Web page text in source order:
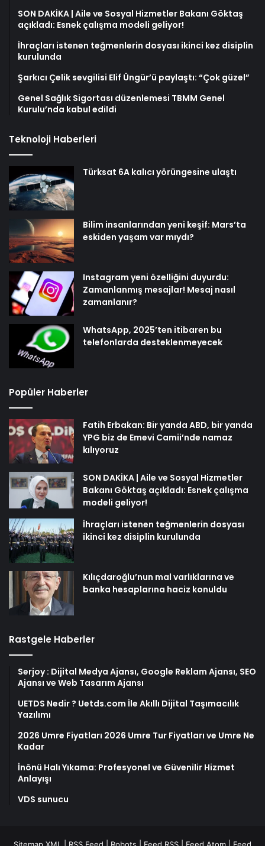
SON DAKİKA | Aile ve Sosyal Hizmetler Bakanı Göktaş
açıkladı: Esnek çalışma modeli geliyor!
İhraçları istenen teğmenlerin dosyası ikinci kez disiplin
kurulunda
Şarkıcı Çelik sevgilisi Elif Üngür’ü paylaştı: “Çok güzel”
Genel Sağlık Sigortası düzenlemesi TBMM Genel
Kurulu’nda kabul edildi
Teknoloji Haberleri
Türksat 6A kalıcı yörüngesine ulaştı
Bilim insanlarından yeni keşif: Mars’ta
eskiden yaşam var mıydı?
Instagram yeni özelliğini duyurdu:
Zamanlanmış mesajlar! Mesaj nasıl
zamanlanır?
WhatsApp, 2025’ten itibaren bu
telefonlarda desteklenmeyecek
Popüler Haberler
Fatih Erbakan: Bir yanda ABD, bir yanda
YPG biz de Emevi Camii’nde namaz
kılıyoruz
SON DAKİKA | Aile ve Sosyal Hizmetler
Bakanı Göktaş açıkladı: Esnek çalışma
modeli geliyor!
İhraçları istenen teğmenlerin dosyası
ikinci kez disiplin kurulunda
Kılıçdaroğlu’nun mal varlıklarına ve
banka hesaplarına haciz konuldu
Rastgele Haberler
Serjoy : Dijital Medya Ajansı, Google Reklam Ajansı, SEO
Ajansı ve Web Tasarım Ajansı
UETDS Nedir ? Uetds.com İle Akıllı Dijital Taşımacılık
Yazılımı
2026 Umre Fiyatları 2026 Umre Tur Fiyatları ve Umre Ne
Kadar
İnönü Halı Yıkama: Profesyonel ve Güvenilir Hizmet
Anlayışı
VDS sunucu